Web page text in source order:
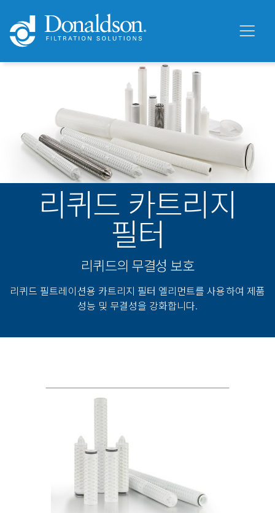
리퀴드 카트리지
필터
리퀴드의 무결성 보호
리퀴드 필트레이션용 카트리지 필터 엘리먼트를 사용하여 제품
성능 및 무결성을 강화합니다.